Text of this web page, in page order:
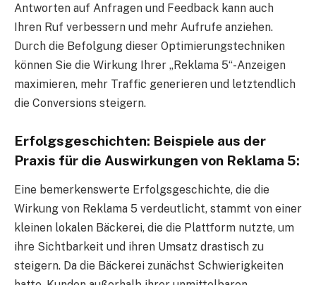
Antworten auf Anfragen und Feedback kann auch
Ihren Ruf verbessern und mehr Aufrufe anziehen.
Durch die Befolgung dieser Optimierungstechniken
können Sie die Wirkung Ihrer „Reklama 5“-Anzeigen
maximieren, mehr Traffic generieren und letztendlich
die Conversions steigern.
Erfolgsgeschichten: Beispiele aus der
Praxis für die Auswirkungen von Reklama 5:
Eine bemerkenswerte Erfolgsgeschichte, die die
Wirkung von Reklama 5 verdeutlicht, stammt von einer
kleinen lokalen Bäckerei, die die Plattform nutzte, um
ihre Sichtbarkeit und ihren Umsatz drastisch zu
steigern. Da die Bäckerei zunächst Schwierigkeiten